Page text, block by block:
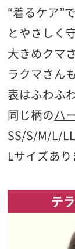
“着るケア”
とやさしく
大きめクマ
ラクマさん
表はふわふ
同じ柄の ハ
SS/S/M/L/
Lサイズあり